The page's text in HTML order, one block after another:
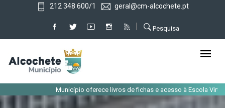
212 348 600/1 geral@cm-alcochete.pt
Pesquisa
Município oferece livros de fichas e acesso à Escola Virtual